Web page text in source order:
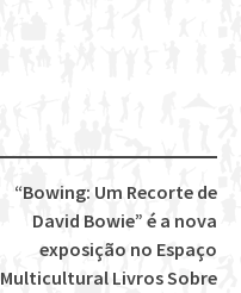
“Bowing: Um Recorte de
David Bowie” é a nova
exposição no Espaço
Multicultural Livros Sobre